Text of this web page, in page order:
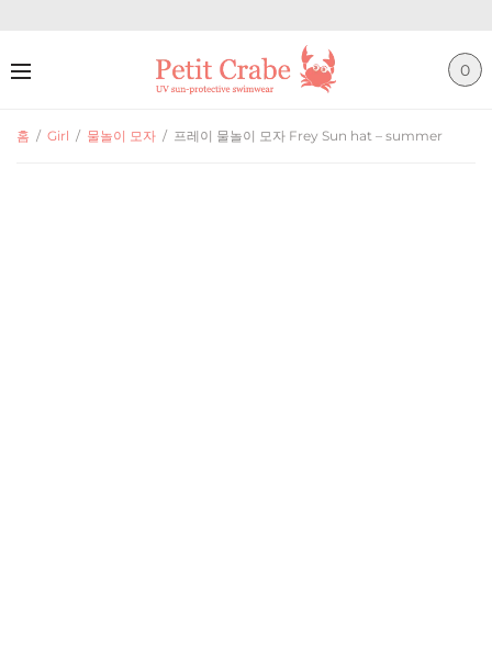
0
홈 / Girl / 물놀이 모자 / 프레이 물놀이 모자 Frey Sun hat – summer